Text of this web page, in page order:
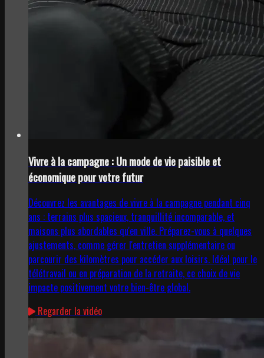
Vivre à la campagne : Un mode de vie paisible et
économique pour votre futur
Découvrez les avantages de vivre à la campagne pendant cinq
ans : terrains plus spacieux, tranquillité incomparable, et
maisons plus abordables qu'en ville. Préparez-vous à quelques
ajustements, comme gérer l'entretien supplémentaire ou
parcourir des kilomètres pour accéder aux loisirs. Idéal pour le
télétravail ou en préparation de la retraite, ce choix de vie
impacte positivement votre bien-être global.
Regarder la vidéo